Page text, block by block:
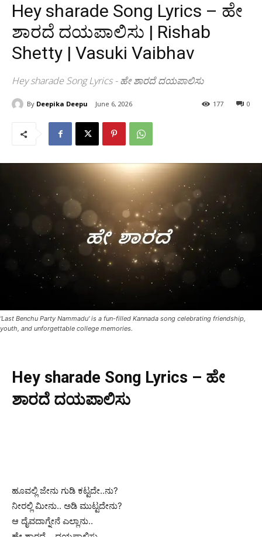
Hey sharade Song Lyrics – ಹೇ
ಶಾರದೆ ದಯಪಾಲಿಸು | Rishab
Shetty | Vasuki Vaibhav
Hey sharade Song Lyrics - ಹೇ ಶಾರದೆ ದಯಪಾಲಿಸು
By Deepika Deepu June 6, 2026 0
177
'Last Benchu Party Nammadu' is a fun-filled Kannada song celebrating friendship,
youth, and unforgettable college memories.
Hey sharade Song Lyrics – ಹೇ
ಶಾರದೆ ದಯಪಾಲಿಸು
ಹೂವಲ್ಲಿ ಜೇನು ಗುಡಿ ಕಟ್ಟದೇ..ನು?
ನೀರಲ್ಲಿ ಮೀನು.. ಅಡಿ ಮುಟ್ಟದೇನು?
ಆ ದೈವದಾಗ್ನೇನೆ ಎಲ್ಲಾನು..